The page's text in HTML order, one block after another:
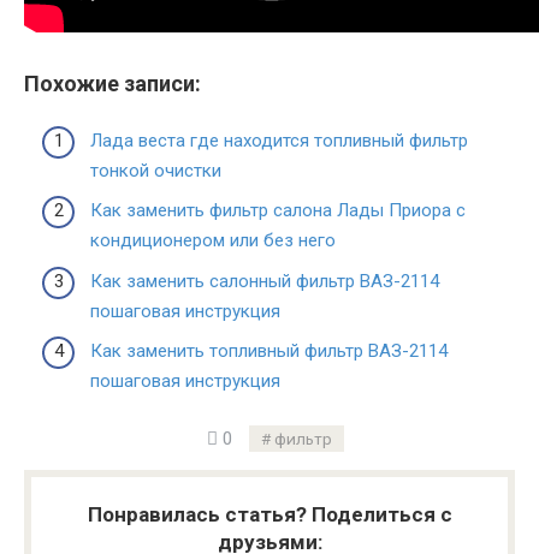
Похожие записи:
Лада веста где находится топливный фильтр
тонкой очистки
Как заменить фильтр салона Лады Приора с
кондиционером или без него
Как заменить салонный фильтр ВАЗ-2114
пошаговая инструкция
Как заменить топливный фильтр ВАЗ-2114
пошаговая инструкция
0 фильтр
Понравилась статья? Поделиться с
друзьями: